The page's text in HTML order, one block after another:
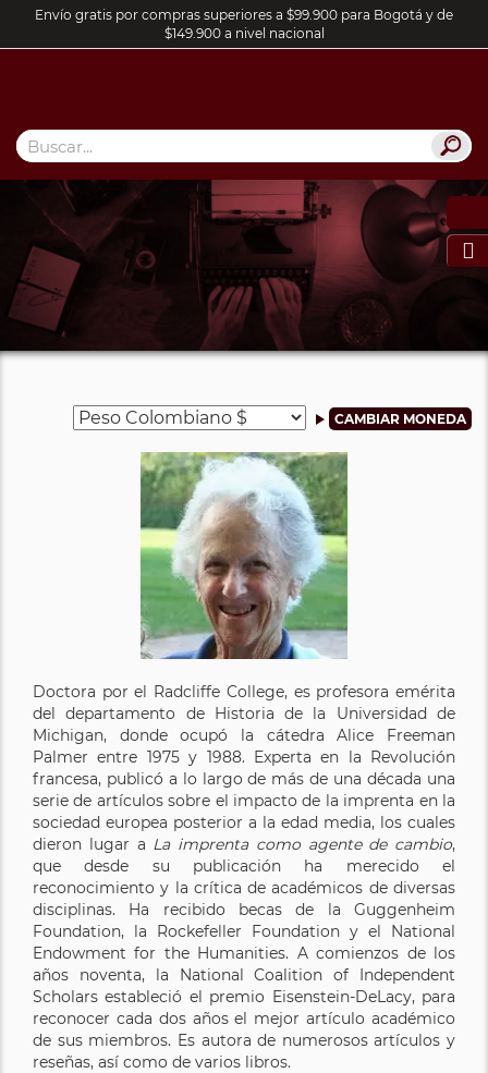
Envío gratis por compras superiores a $99.900 para Bogotá y de
$149.900 a nivel nacional

Doctora por el Radcliffe College, es profesora emérita
del departamento de Historia de la Universidad de
Michigan, donde ocupó la cátedra Alice Freeman
Palmer entre 1975 y 1988. Experta en la Revolución
francesa, publicó a lo largo de más de una década una
serie de artículos sobre el impacto de la imprenta en la
sociedad europea posterior a la edad media, los cuales
dieron lugar a La imprenta como agente de cambio,
que desde su publicación ha merecido el
reconocimiento y la crítica de académicos de diversas
disciplinas. Ha recibido becas de la Guggenheim
Foundation, la Rockefeller Foundation y el National
Endowment for the Humanities. A comienzos de los
años noventa, la National Coalition of Independent
Scholars estableció el premio Eisenstein-DeLacy, para
reconocer cada dos años el mejor artículo académico
de sus miembros. Es autora de numerosos artículos y
reseñas, así como de varios libros.